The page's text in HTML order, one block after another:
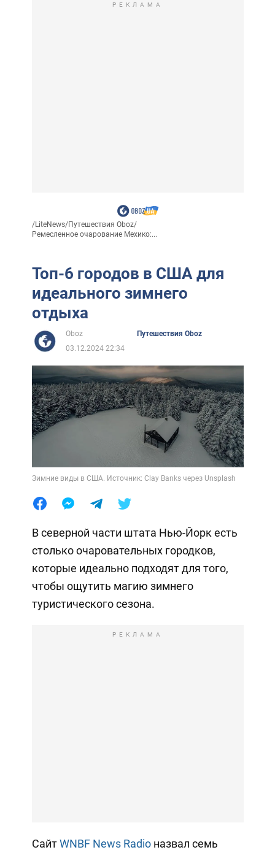
РЕКЛАМА
/LiteNews/Путешествия Oboz/
Ремесленное очарование Мехико:...
Топ-6 городов в США для
идеального зимнего
отдыха
Oboz
Путешествия Oboz
03.12.2024 22:34
Зимние виды в США. Источник: Clay Banks через Unsplash
В северной части штата Нью-Йорк есть
столько очаровательных городков,
которые идеально подходят для того,
чтобы ощутить магию зимнего
туристического сезона.
РЕКЛАМА
СайтWNBF News Radioназвал семь